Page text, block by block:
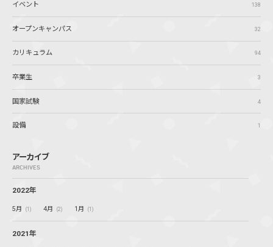
イベント 138
オープンキャンパス 32
カリキュラム 94
卒業生 3
国家試験 4
設備 1
アーカイブ
ARCHIVES
2022年
5月 (1) 4月 (2) 1月 (1)
2021年